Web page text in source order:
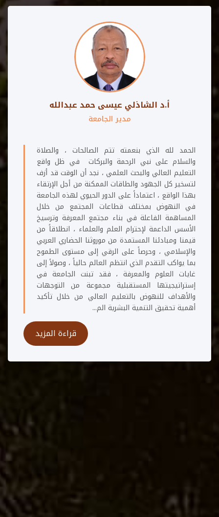
أ.د الشاذلي عيسى حمد عبدالله
مدير الجامعة
الحمد لله الذي بنعمته تتم الصالحات ، والصلاة
والسلام على نبي الرحمة والبركات في ظل واقع
التعليم العالي والبحث العلمي ، نجد أن الوقت قد أزف
لتسخير كل الجهود والطاقات الممكنة من أجل الإرتقاء
بهذا الواقع ، اعتماداً على الدور الحيوي لهذه الجامعة
في النهوض بمختلف قطاعات المجتمع من خلال
المساهمة الفاعلة في بناء مجتمع المعرفة وترسيخ
الأسس الداعمة لإحترام العلم والعلماء ، انطلاقاً من
قيمنا ومبادئنا المستمدة من موروثنا الحضاري العربي
والإسلامي ، وحرصاً على الرقي إلى مستوى الطموح
بما يواكب التقدم الذي انتظم العالم حالياً ، وصولاً إلى
غايات العلوم والمعرفة ، فقد تبنت الجامعة في
إستراتيجيتها المستقبلية مجموعة من التوجهات
والأهداف للنهوض بالتعليم العالي من خلال تأكيد
أهمية تحقيق التنمية البشرية الم...
قراءة المزيد